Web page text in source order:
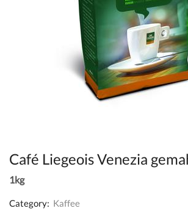
Café Liegeois Venezia
1kg
Category: Kaffee